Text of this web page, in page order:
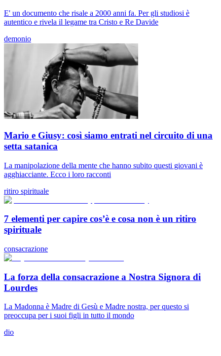
E' un documento che risale a 2000 anni fa. Per gli studiosi è
autentico e rivela il legame tra Cristo e Re Davide
demonio
Mario e Giusy: così siamo entrati nel circuito di una
setta satanica
La manipolazione della mente che hanno subito questi giovani è
agghiacciante. Ecco i loro racconti
ritiro spirituale
7 elementi per capire cos’è e cosa non è un ritiro
spirituale
consacrazione
La forza della consacrazione a Nostra Signora di
Lourdes
La Madonna è Madre di Gesù e Madre nostra, per questo si
preoccupa per i suoi figli in tutto il mondo
dio